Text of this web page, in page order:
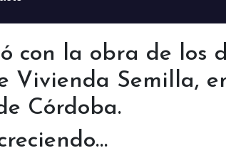
con la obra de los
Vivienda Semilla,
Córdoba.